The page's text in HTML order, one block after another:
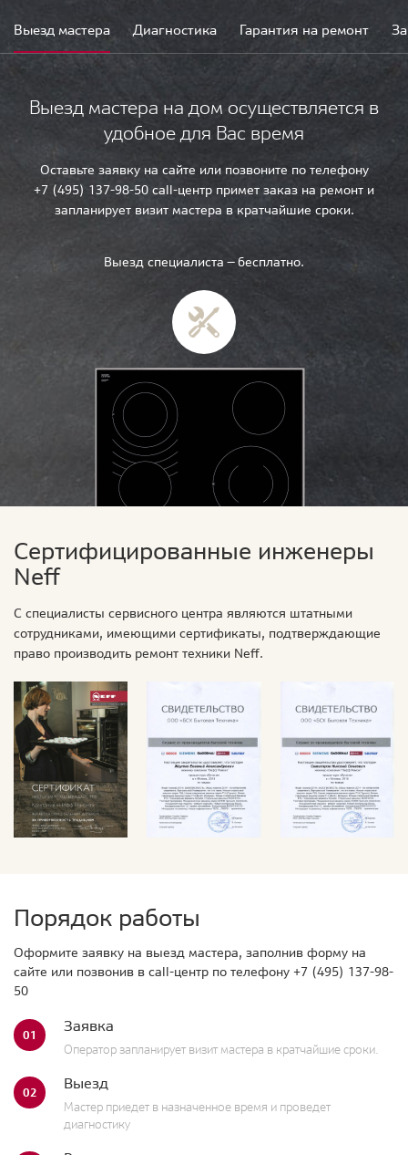
Выезд мастера Диагностика Гарантия на ремонт
Выезд мастера на дом осуществляется в
удобное для Вас время
Оставьте заявку на сайте или позвоните по телефону
+7 (495) 137-98-50 call-центр примет заказ на ремонт и
запланирует визит мастера в кратчайшие сроки.
Выезд специалиста — бесплатно.
Сертифицированные инженеры
Neff
С специалисты сервисного центра являются штатными
сотрудниками, имеющими сертификаты, подтверждающие
право производить ремонт техники Neff.
Порядок работы
Оформите заявку на выезд мастера, заполнив форму на
сайте или позвонив в call-центр по телефону +7 (495) 137-98-
50
01 Заявка
Оператор запланирует визит мастера в кратчайшие сроки.
02 Выезд
Мастер приедет в назначенное время и проведет
диагностику